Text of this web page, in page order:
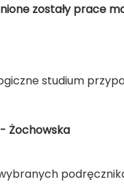
zostały prace
studium
Żochowska